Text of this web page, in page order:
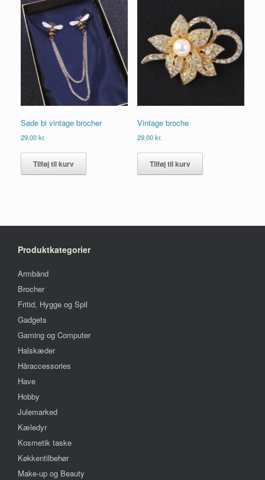
Søde bi vintage brocher
29,00kr.
Tilføj til kurv
Vintage broche
29,00kr.
Tilføj til kurv
Produktkategorier
Armbånd
Brocher
Fritid, Hygge og Spil
Gadgets
Gaming og Computer
Halskæder
Håraccessories
Have
Hobby
Julemarked
Kæledyr
Kosmetik taske
Køkkentilbehør
Make-up og Beauty